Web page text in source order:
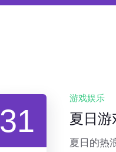
31
游戏娱乐
夏日游
夏日的热